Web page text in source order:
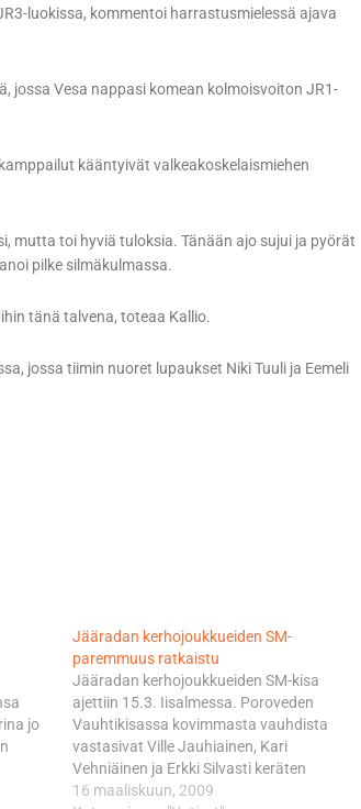
luokissa, kommentoi harrastusmielessä ajava
jossa Vesa nappasi komean kolmoisvoiton JR1-
kääntyivät valkeakoskelaismiehen
mutta toi hyviä tuloksia. Tänään ajo sujui ja pyörät
pilke silmäkulmassa.
tänä talvena, toteaa Kallio.
jossa tiimin nuoret lupaukset Niki Tuuli ja Eemeli
jo
Jääradan kerhojoukkueiden SM-
paremmuus ratkaistu
Jääradan kerhojoukkueiden SM-kisa
ajettiin 15.3. Iisalmessa. Poroveden
Vauhtikisassa kovimmasta vauhdista
vastasivat Ville Jauhiainen, Kari
Vehniäinen ja Erkki Silvasti keräten
viidestä lopputuloksiin lasketusta
16 maaliskuun, 2009